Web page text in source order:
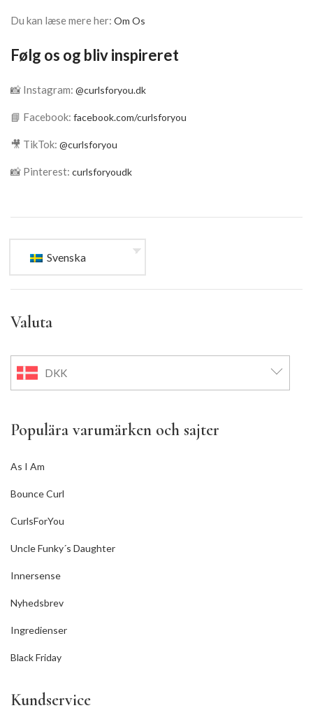
Du kan læse mere her: Om Os
Følg os og bliv inspireret
📸 Instagram: @curlsforyou.dk
📘 Facebook: facebook.com/curlsforyou
🎥 TikTok: @curlsforyou
📸 Pinterest: curlsforyoudk
Svenska
Valuta
DKK
Populära varumärken och sajter
As I Am
Bounce Curl
CurlsForYou
Uncle Funky´s Daughter
Innersense
Nyhedsbrev
Ingredienser
Black Friday
Kundservice